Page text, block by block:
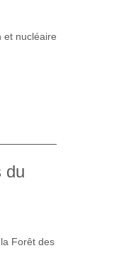
et nucléaire
du
Forêt des